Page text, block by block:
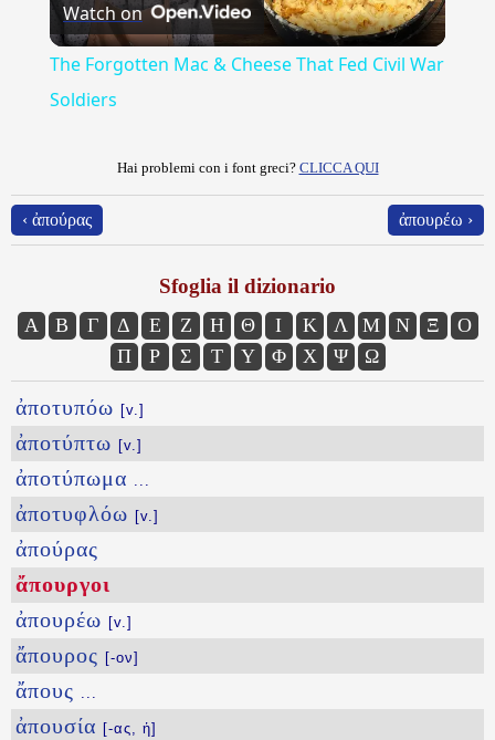
Video
Watch on
The Forgotten Mac & Cheese That Fed Civil War
Soldiers
Hai problemi con i font greci? CLICCA QUI
‹ ἀπούρας ἀπουρέω ›
Sfoglia il dizionario
Α Β Γ Δ Ε Ζ Η Θ Ι Κ Λ Μ Ν Ξ
Ο
Π
Ρ Σ Τ Υ Φ Χ Ψ Ω
ἀποτυπόω [v.]
ἀποτύπτω [v.]
ἀποτύπωμα ...
ἀποτυφλόω [v.]
ἀπούρας
ἄπουργοι
ἀπουρέω [v.]
ἄπουρος [-ον]
ἄπους ...
ἀπουσία [-ας, ἡ]